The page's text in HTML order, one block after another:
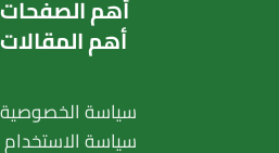
أهم الصفحات
أهم المقالات
سياسة الخصوصية
سياسة الاستخدام